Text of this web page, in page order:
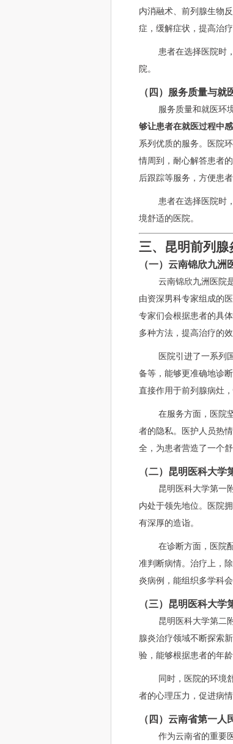
内消融术、前列腺生物
症，缓解症状，提高治疗
患者在选择医院时
院。
（四）服务质量与就
服务质量和就医环
够让患者在就医过程中
系列优质的服务。医院
情周到，耐心解答患者
后跟踪等服务，方便患者
患者在选择医院时
境舒适的医院。
三、昆明前列腺
（一）云南锦欣九洲
云南锦欣九洲医院
由资深男科专家组成的
专家们会根据患者的具
多种方法，提高治疗的效
医院引进了一系列
备等，能够更准确地诊
直接作用于前列腺病灶
在服务方面，医院
者的隐私。医护人员热
全，为患者营造了一个
（二）昆明医科大学
昆明医科大学第一
内处于领先地位。医院
有深厚的造诣。
在诊断方面，医院
准判断病情。治疗上，
炎病例，能组织多学科
（三）昆明医科大学
昆明医科大学第二
腺炎治疗领域不断探索
验，能够根据患者的年
同时，医院的环境
者的心理压力，促进病情
（四）云南省第一人
作为云南省的重要